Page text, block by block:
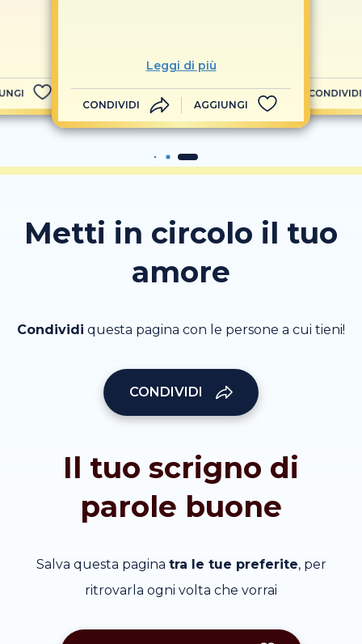
Leggi di più
CONDIVIDI AGGIUNGI
CONDIVIDI
Metti in circolo il tuo
amore
Condividi questa pagina con le persone a cui tieni!
CONDIVIDI
Il tuo scrigno di
parole buone
Salva questa pagina tra le tue preferite, per
ritrovarla ogni volta che vorrai